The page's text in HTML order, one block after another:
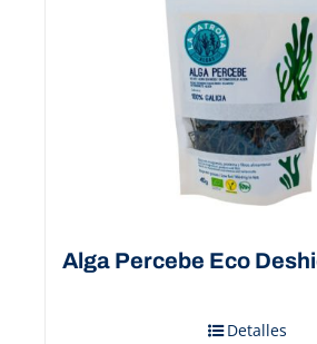
Alga Percebe Eco
Detalles